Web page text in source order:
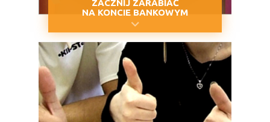
ZACZNIJ ZARABIAĆ
NA KONCIE BANKOWYM